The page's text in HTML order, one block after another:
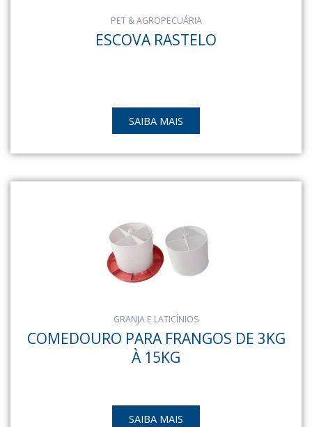
PET & AGROPECUÁRIA
ESCOVA RASTELO
SAIBA MAIS
GRANJA E LATICÍNIOS
COMEDOURO PARA FRANGOS DE 3KG
À 15KG
SAIBA MAIS